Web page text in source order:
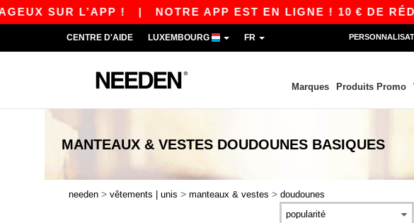
SUR L’APP !| NOTRE APP EST EN LIGNE ! 10 € DE
CENTRE D'AIDE LUXEMBOURG FR
Marques Produits Promo
MANTEAUX & VESTES DOUDOUNES BASIQUES
needen > vêtements | unis > manteaux & vestes > doudounes